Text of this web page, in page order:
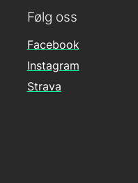
Følg oss
Facebook
Instagram
Strava